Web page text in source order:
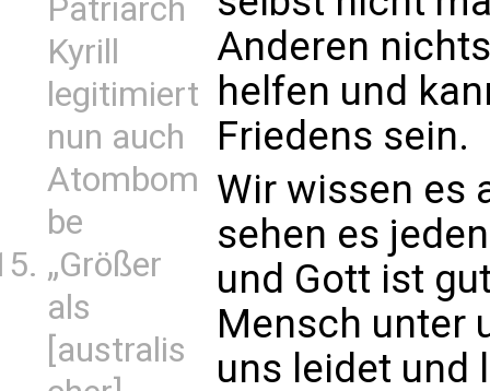
Patriarch
Kyrill
legitimiert
nun auch
Atombom
be
„Größer
als
[australis
Anderen
helfen und
Friedens sein.
Wir wissen es
sehen es
und Gott ist
Mensch unter
uns leidet und